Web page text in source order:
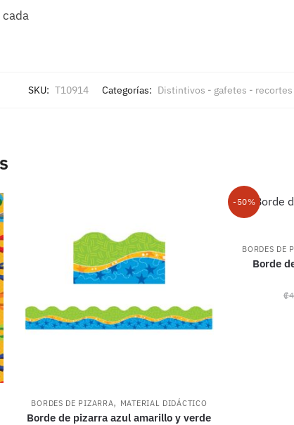
SKU: T10914 Categorías: Distintivos - gafetes - recortes
BORDES DE PIZARRA, MATERIAL DIDÁCTICO
Borde de pizarra azul amarillo y verde
-50%
BORDES DE
Borde
₡